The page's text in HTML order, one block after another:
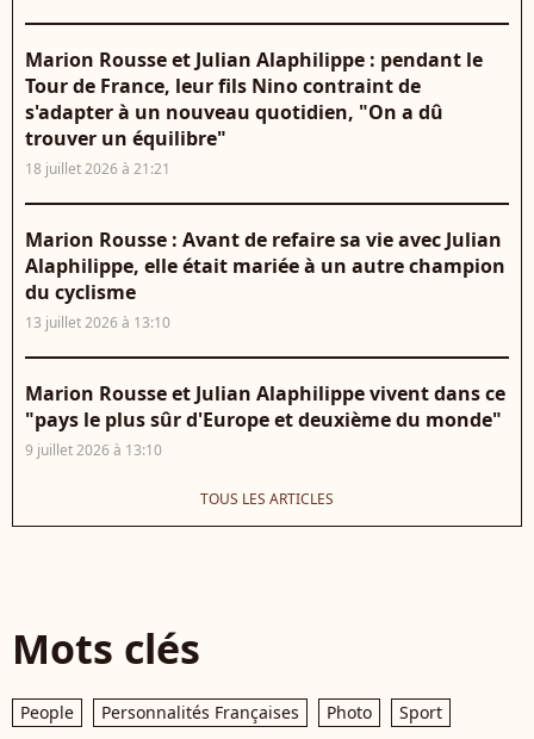
Marion Rousse et Julian Alaphilippe : pendant le
Tour de France, leur fils Nino contraint de
s'adapter à un nouveau quotidien, "On a dû
trouver un équilibre"
18 juillet 2026 à 21:21
Marion Rousse : Avant de refaire sa vie avec Julian
Alaphilippe, elle était mariée à un autre champion
du cyclisme
13 juillet 2026 à 13:10
Marion Rousse et Julian Alaphilippe vivent dans ce
"pays le plus sûr d'Europe et deuxième du monde"
9 juillet 2026 à 13:10
TOUS LES ARTICLES
Mots clés
People Personnalités Françaises Photo
Sport